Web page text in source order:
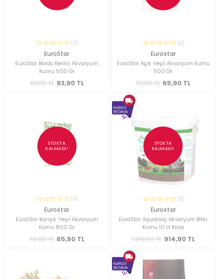
(0)
EuroStar
EuroStar Bordo Renkli Akvaryum
Kumu 500 Gr
117,00 TL 93,90 TL
(0)
Eurostar
EuroStar Açık Yeşil Akvaryum Kumu
500 Gr
78,00 TL 65,90 TL
STOKTA
KALMADI!
(0)
Eurostar
EuroStar Karışık Yeşil Akvaryum
Kumu 800 Gr
78,00 TL 65,90 TL
STOKTA
KALMADI!
(0)
Eurostar
EuroStar Aquaclay Akvaryum Bitki
Kumu 10 Lt Kova
1.219,00 TL 914,90 TL